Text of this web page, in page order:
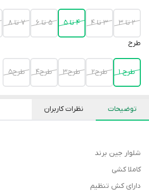
2 تا 3 3 تا 4 4 تا 5 5 تا 6 7 تا 8
طرح
طرح 1 طرح2 طرح3 طرح4 طرح5
توضیحات نظرات کاربران
شلوار جین برند
کاملا کشی
دارای کش تنظیم